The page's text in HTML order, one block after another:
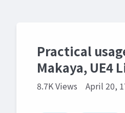
Practical
Makaya, UE4
8.7K Views April 20,